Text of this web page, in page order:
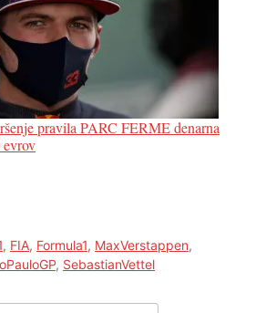
pravila PARC FERME denarna
, FIA, Formula1, MaxVerstappen,
, SebastianVettel